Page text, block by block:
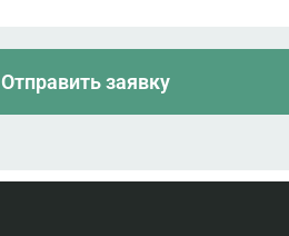
Отправить заявку